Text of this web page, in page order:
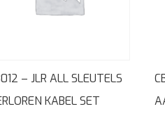
– JLR ALL SLEUTELS
KABEL SET